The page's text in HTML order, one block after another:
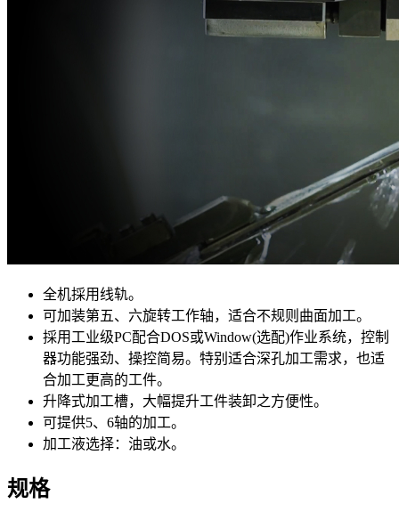
全机採用线轨。
可加装第五、六旋转工作轴，适合不规则曲面加工。
採用工业级PC配合DOS或Window(选配)作业系统，控制
器功能强劲、操控简易。特别适合深孔加工需求，也适
合加工更高的工件。
升降式加工槽，大幅提升工件装卸之方便性。
可提供5、6轴的加工。
加工液选择：油或水。
规格